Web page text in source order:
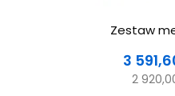
Zestaw
Cena
3
2